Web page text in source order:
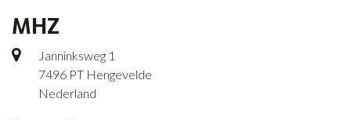
MHZ
Janninksweg 1
7496 PT Hengevelde
Nederland